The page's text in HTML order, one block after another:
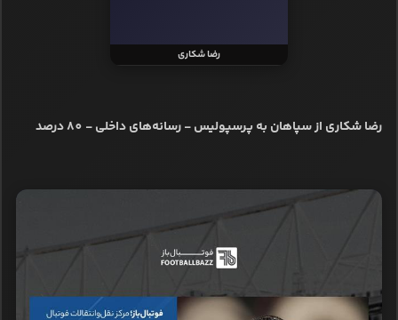
رضا شکاری
رضا شکاری از سپاهان به پرسپولیس - رسانه‌های داخلی - 80 درصد